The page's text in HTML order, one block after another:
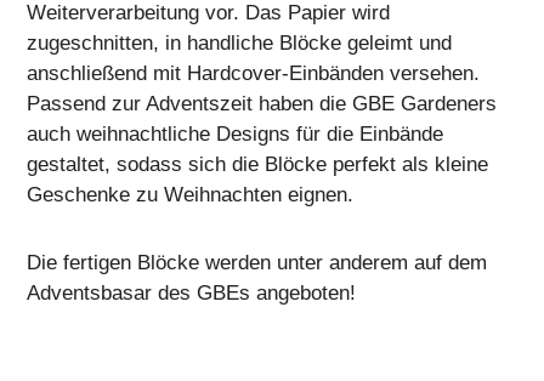
Weiterverarbeitung vor. Das Papier wird
zugeschnitten, in handliche Blöcke geleimt und
anschließend mit Hardcover-Einbänden versehen.
Passend zur Adventszeit haben die GBE Gardeners
auch weihnachtliche Designs für die Einbände
gestaltet, sodass sich die Blöcke perfekt als kleine
Geschenke zu Weihnachten eignen.
Die fertigen Blöcke werden unter anderem auf dem
Adventsbasar des GBEs angeboten!